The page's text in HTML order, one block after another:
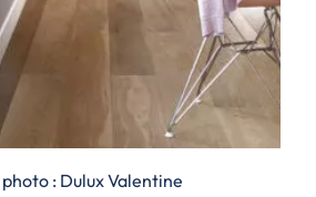
: Dulux Valentine